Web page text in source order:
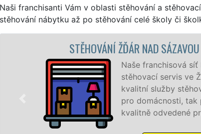
Naši franchisanti Vám v oblasti stěhování a
stěhování nábytku až po stěhování celé školy či
- STĚHOVACÍ PRÁCE ŽĎÁR NAD SÁZAVOU
síť EXTRA STĚHOVÁNÍ vám zajišťuje kompletní
ve Žďáru nad Sázavou. Poskytujeme profesionální
stěhování NON-STOP 24 hodin denně, 7 dní v týdnu
tak pro obchodní společnosti, a to levně a se
práce.